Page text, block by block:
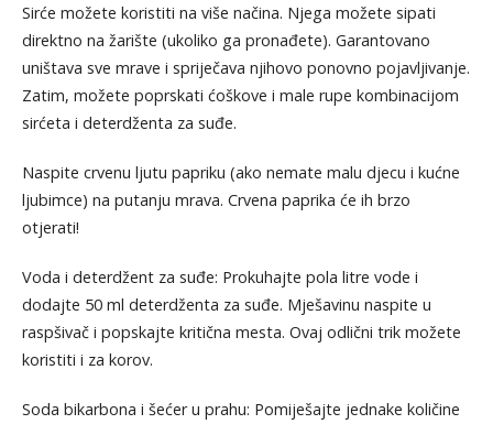
Sirće možete koristiti na više načina. Njega možete sipati
direktno na žarište (ukoliko ga pronađete). Garantovano
uništava sve mrave i spriječava njihovo ponovno pojavljivanje.
Zatim, možete poprskati ćoškove i male rupe kombinacijom
sirćeta i deterdženta za suđe.
Naspite crvenu ljutu papriku (ako nemate malu djecu i kućne
ljubimce) na putanju mrava. Crvena paprika će ih brzo
otjerati!
Voda i deterdžent za suđe: Prokuhajte pola litre vode i
dodajte 50 ml deterdženta za suđe. Mješavinu naspite u
raspšivač i popskajte kritična mesta. Ovaj odlični trik možete
koristiti i za korov.
Soda bikarbona i šećer u prahu: Pomiješajte jednake količine